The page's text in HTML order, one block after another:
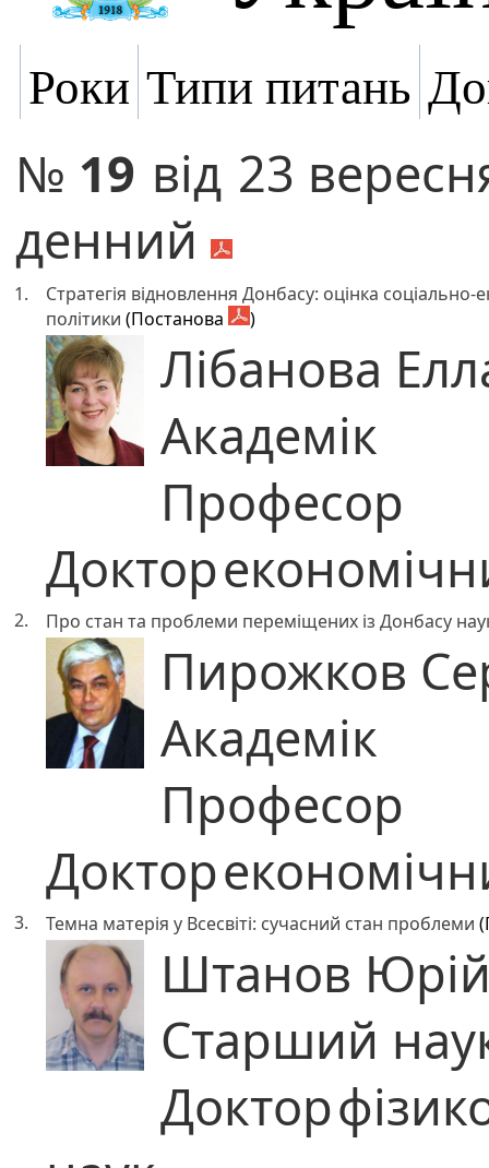
Роки Типи питань
№ 19 від 23
денний
1.
Стратегія відновлення Донбасу: оцінка
політики (Постанова )
Лібанова
Академік
Професор
Доктор
2. Про стан та проблеми переміщених із Донбасу
Пирожков
Академік
Професор
Доктор
3. Темна матерія у Всесвіті: сучасний стан проблеми
Штанов
Старший
Доктор